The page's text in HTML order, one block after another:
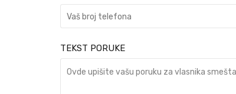
TEKST PORUKE